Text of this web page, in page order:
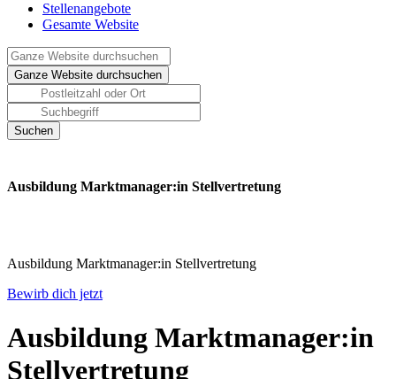
Stellenangebote
Gesamte Website
Ausbildung Marktmanager:in Stellvertretung
Ausbildung Marktmanager:in Stellvertretung
Bewirb dich jetzt
Ausbildung Marktmanager:in
Stellvertretung